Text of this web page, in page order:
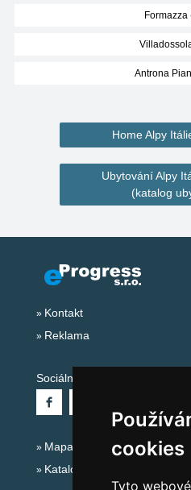
cookies
Tyto
Formazza
Antrona
Home Alpy
Ubytování Alpy
(katalog
Kontakt
Reklama
Sociální sítě:
Mapa serveru Alpy Itálie -
Katalog ubytování